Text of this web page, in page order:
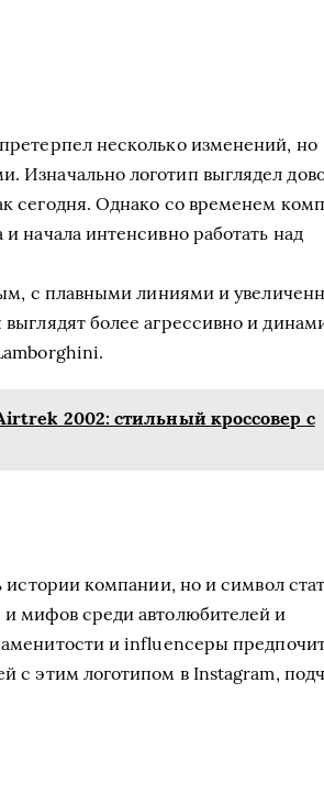
несколько изменений, но
Изначально логотип выглядел
сегодня. Однако со временем
начала интенсивно работать над
с плавными линиями и
более агрессивно и
2002: стильный кроссовер с
компании, но и символ
мифов среди автолюбителей и
и influencеры
с этим логотипом в Instagram,